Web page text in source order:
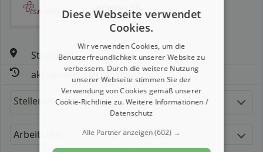
adesso SE
Stralsund
aktualisiert seit: 06.08.2026
Stellenbeschreibung:
Arbeitszeit Gehalt
Diese Webseite verwendet
Cookies.
Wir verwenden Cookies, um die
Benutzerfreundlichkeit unserer Website zu
verbessern. Durch die weitere Nutzung
unserer Webseite stimmen Sie der
Verwendung von Cookies gemäß unserer
Cookie-Richtlinie zu.Weitere Informationen /
Datenschutz
Alle Partner anzeigen(602) →